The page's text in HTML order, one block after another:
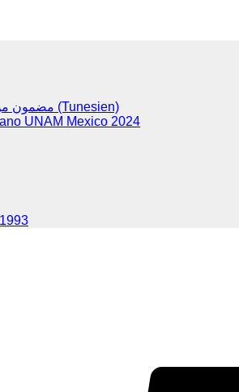
مضمون من دفاتر الحالة المدنية الولادات (Tunesien)
UNAM Mexico 2024